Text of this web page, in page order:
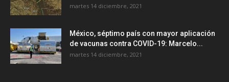
martes 14 diciembre, 2021
México, séptimo país con mayor aplicación
de vacunas contra COVID-19: Marcelo...
martes 14 diciembre, 2021